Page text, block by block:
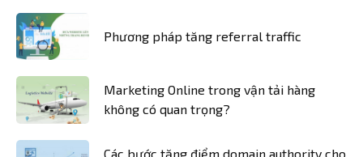
Phương pháp tăng referral traffic
Marketing Online trong vận tải hàng
không có quan trọng?
Các bước tăng điểm domain authority cho